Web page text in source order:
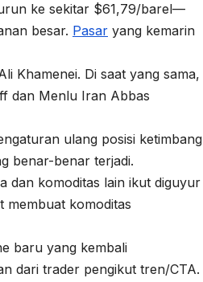
ke sekitar $61,79/barel—
besar. Pasar yang kemarin
Khamenei. Di saat yang sama,
dan Menlu Iran Abbas
ulang posisi ketimbang
benar-benar terjadi.
dan komoditas lain ikut diguyur
membuat komoditas
baru yang kembali
dari trader pengikut tren/CTA.